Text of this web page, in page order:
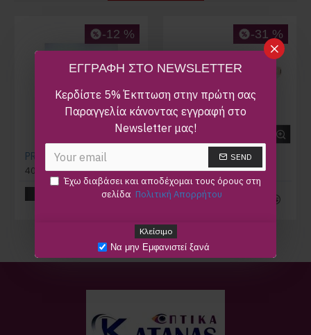
ΕΓΓΡΑΦΗ ΣΤΟ NEWSLETTER
Κερδίστε 5% Έκπτωση στην πρώτη σας
Παραγγελία κάνοντας εγγραφή στο
Newsletter μας!
SEND
Έχω διαβάσει και αποδέχομαι τους όρους στη
σελίδα Πολιτική Απορρήτου
Κλείσιμο
Να μην Εμφανιστεί ξανά
-12 %
PRADA SPR 15W 389-0A7
400,00€ 455,00€
-31 %
9FIVE AVENUE LTD
170,00€ 245,00€
Καλάθι